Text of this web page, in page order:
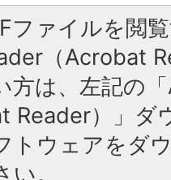
ファイルを閲
（Acrobat
方は、左記の
Reader）」ダ
トウェアをダ
。